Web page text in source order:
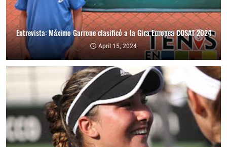
Entrevista: Máximo Garrone clasificó a la Gira Europea COSAT 2024
April 15, 2024